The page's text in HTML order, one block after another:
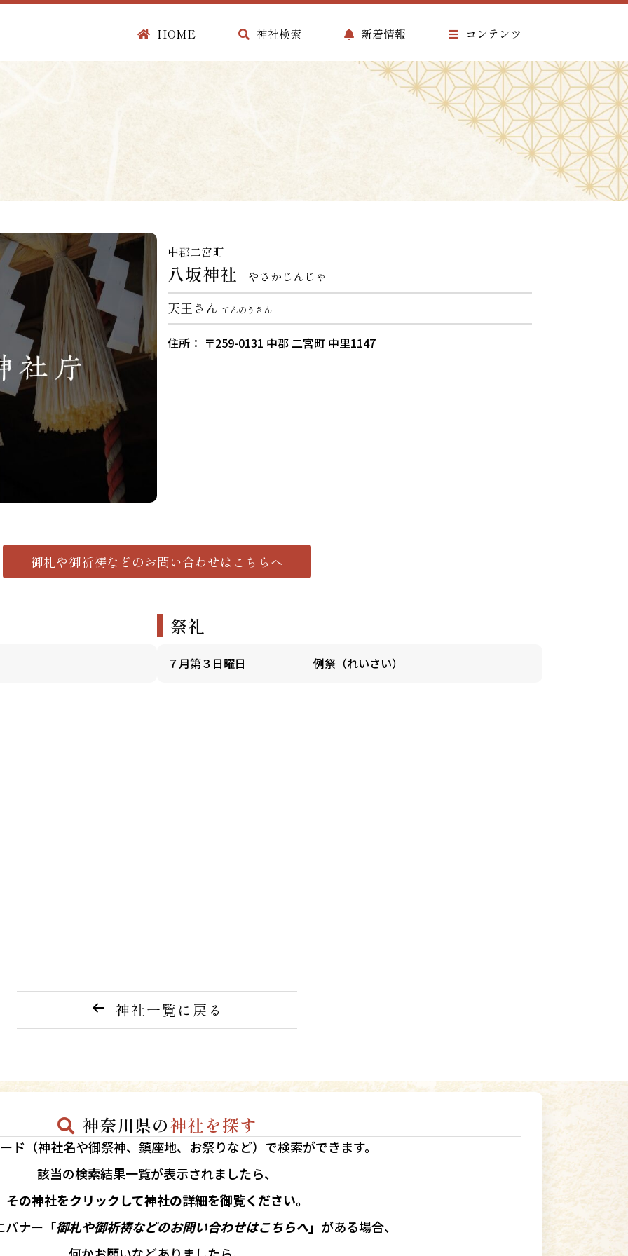
HOME 神社検索 新着情報 コンテンツ
中郡二宮町
八坂神社 やさかじんじゃ
天王さん てんのうさん
住所： 〒259-0131 中郡 二宮町 中里1147
御札や御祈祷などのお問い合わせはこちらへ
祭礼
７月第３日曜日 例祭（れいさい）
神社一覧に戻る
神奈川県の神社を探す
ド（神社名や御祭神、鎮座地、お祭りなど）で検索ができます。
該当の検索結果一覧が表示されましたら、
その神社をクリックして神社の詳細を御覧ください。
ナー 「御札や御祈祷などのお問い合わせはこちらへ」 がある場合、